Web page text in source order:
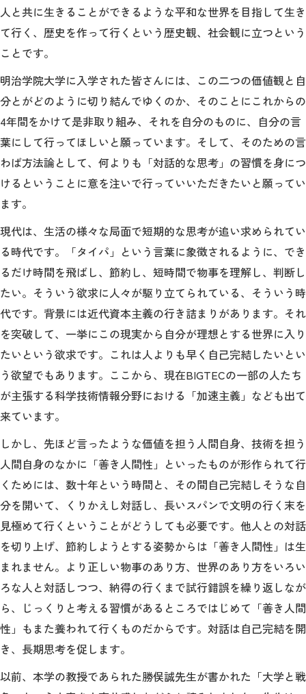
人と共に生きることができるような平和な世界を目指して生き
て行く、歴史を作って行くという歴史観、社会観に立つという
ことです。
明治学院大学に入学された皆さんには、この二つの価値観と自
分とがどのように切り結んでゆくのか、そのことにこれからの
4年間をかけて是非取り組み、それを自分のものに、自分の言
葉にして行ってほしいと願っています。そして、そのための言
わば方法論として、何よりも「対話的な思考」の習慣を身につ
けるということに意を注いで行っていいただきたいと願ってい
ます。
現代は、生活の様々な局面で短期的な思考が追い求められてい
る時代です。「タイパ」という言葉に象徴されるように、でき
るだけ時間を飛ばし、節約し、短時間で物事を理解し、判断し
たい。そういう欲求に人々が駆り立てられている、そういう時
代です。背景には近代資本主義の行き詰まりがあります。それ
を突破して、一挙にこの現実から自分が理想とする世界に入り
たいという欲求です。これは人よりも早く自己完結したいとい
う欲望でもあります。ここから、現在BIGTECの一部の人たち
が主張する科学技術情報分野における「加速主義」なども出て
来ています。
しかし、先ほど言ったような価値を担う人間自身、技術を担う
人間自身のなかに「善き人間性」といったものが形作られて行
くためには、数十年という時間と、その間自己完結しそうな自
分を開いて、くりかえし対話し、長いスパンで文明の行く末を
見極めて行くということがどうしても必要です。他人との対話
を切り上げ、節約しようとする姿勢からは「善き人間性」は生
まれません。より正しい物事のあり方、世界のあり方をいろい
ろな人と対話しつつ、納得の行くまで試行錯誤を繰り返しなが
ら、じっくりと考える習慣があるところではじめて「善き人間
性」もまた養われて行くものだからです。対話は自己完結を開
き、長期思考を促します。
以前、本学の教授であられた勝俣誠先生が書かれた「大学と戦